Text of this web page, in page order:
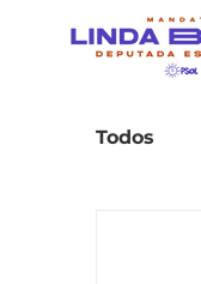
Todos